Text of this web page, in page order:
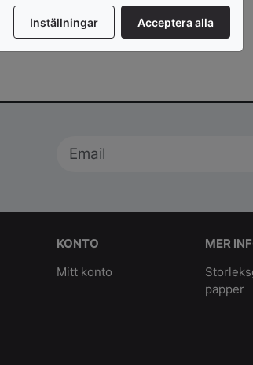
KONTO
Mitt konto
MER
papper
Inställningar Acceptera alla